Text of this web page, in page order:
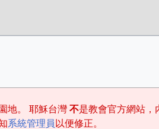
地。 耶穌台灣 不是教會官方網站，
系統管理員 以便修正。